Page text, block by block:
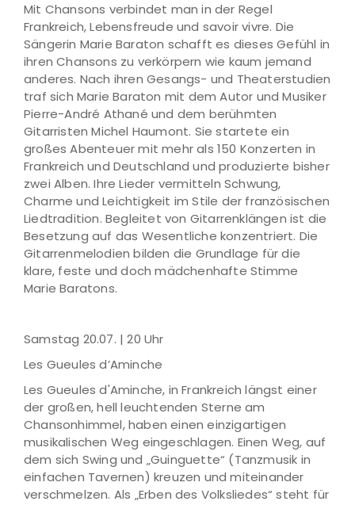
Mit Chansons verbindet man in der Regel
Frankreich, Lebensfreude und savoir vivre. Die
Sängerin Marie Baraton schafft es dieses Gefühl in
ihren Chansons zu verkörpern wie kaum jemand
anderes. Nach ihren Gesangs- und Theaterstudien
traf sich Marie Baraton mit dem Autor und Musiker
Pierre-André Athané und dem berühmten
Gitarristen Michel Haumont. Sie startete ein
großes Abenteuer mit mehr als 150 Konzerten in
Frankreich und Deutschland und produzierte bisher
zwei Alben. Ihre Lieder vermitteln Schwung,
Charme und Leichtigkeit im Stile der französischen
Liedtradition. Begleitet von Gitarrenklängen ist die
Besetzung auf das Wesentliche konzentriert. Die
Gitarrenmelodien bilden die Grundlage für die
klare, feste und doch mädchenhafte Stimme
Marie Baratons.
Samstag 20.07. | 20 Uhr
Les Gueules d’Aminche
Les Gueules d'Aminche, in Frankreich längst einer
der großen, hell leuchtenden Sterne am
Chansonhimmel, haben einen einzigartigen
musikalischen Weg eingeschlagen. Einen Weg, auf
dem sich Swing und „Guinguette“ (Tanzmusik in
einfachen Tavernen) kreuzen und miteinander
verschmelzen. Als „Erben des Volksliedes“ steht für